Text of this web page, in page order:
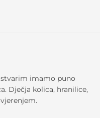
imamo puno
Dječja kolica, hranilice,